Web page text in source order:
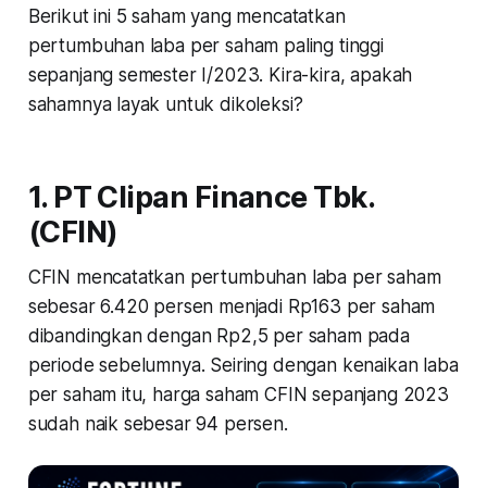
Berikut ini 5 saham yang mencatatkan
pertumbuhan laba per saham paling tinggi
sepanjang semester I/2023. Kira-kira, apakah
sahamnya layak untuk dikoleksi?
1. PT Clipan Finance Tbk.
(CFIN)
CFIN mencatatkan pertumbuhan laba per saham
sebesar 6.420 persen menjadi Rp163 per saham
dibandingkan dengan Rp2,5 per saham pada
periode sebelumnya. Seiring dengan kenaikan laba
per saham itu, harga saham CFIN sepanjang 2023
sudah naik sebesar 94 persen.